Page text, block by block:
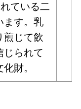
ている二
ます。乳
煎じて飲
じられて
財。